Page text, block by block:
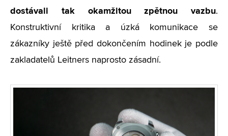
dostávali tak okamžitou zpětnou vazbu.
Konstruktivní kritika a úzká komunikace se
zákazníky ještě před dokončením hodinek je podle
zakladatelů Leitners naprosto zásadní.